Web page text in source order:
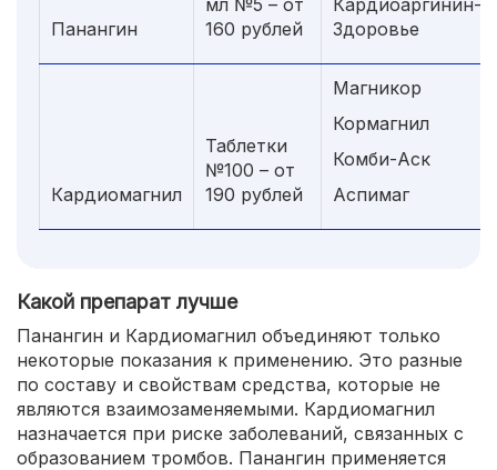
Панангин
мл №5 – от
160 рублей
Кардиоаргинин-
Здоровье
Кардиомагнил
Таблетки
№100 – от
190 рублей
Магникор
Кормагнил
Комби-Аск
Аспимаг
Какой препарат лучше
Панангин и Кардиомагнил объединяют только
некоторые показания к применению. Это разные
по составу и свойствам средства, которые не
являются взаимозаменяемыми. Кардиомагнил
назначается при риске заболеваний, связанных с
образованием тромбов. Панангин применяется